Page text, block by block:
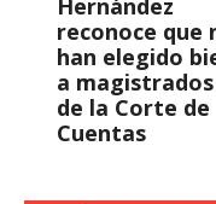
Hernández
reconoce que
han elegido
a magistrados
de la Corte de
Cuentas